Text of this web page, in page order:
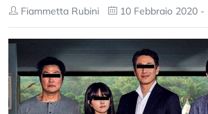
Fiammetta Rubini 10 Febbraio 2020 -